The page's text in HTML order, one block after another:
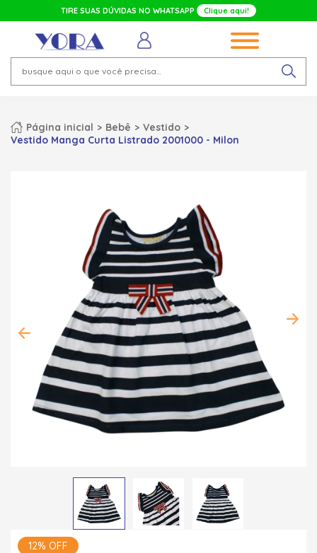
TIRE SUAS DÚVIDAS NO WHATSAPP Clique aqui!
Página inicial Bebê
Vestido
Vestido Manga Curta Listrado 2001000 - Milon
12% OFF